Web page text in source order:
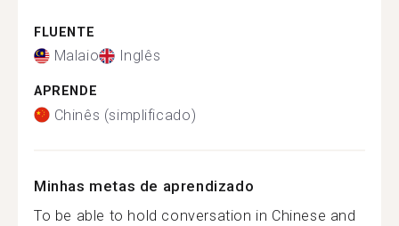
FLUENTE
Malaio Inglês
APRENDE
Chinês (simplificado)
Minhas metas de aprendizado
To be able to hold conversation in Chinese and